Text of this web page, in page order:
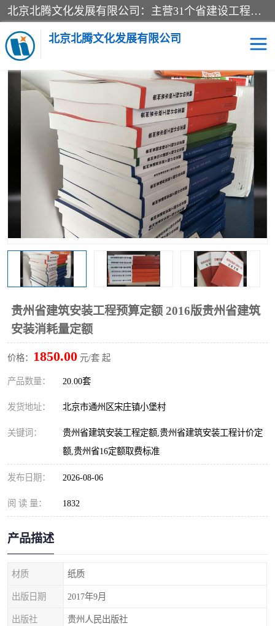
北京北腾文化发展有限公司：主营31个省建设工程预算书,工程预算软件,工程计价依据,工程造价定额,工程量清单计价定额,建设工程量消耗量定额,各行业工程预算定额,铁路定额,电力定额,矿山定额,*,黄金定额,钢铁企业检修定额,中石化安装检修定额,煤矿图书,医院书籍等.诚信的经营，在发展的同时公司不忘不断总结不断优化为客户的服务，和一如既往的热情赢得了新老客户的极高评价及青睐。
北京北腾文化发展有限公司
当前位置：首页>供应商机>贵州省工程预算定额> 贵州省建筑安
装工程预算定额 2016版贵州省建筑安装消耗量定额
贵州省建筑安装工程预算定额 2016版贵州省建筑
安装消耗量定额
价格： 1850.00 元/套 起
产品数量： 20.00套
发货地址： 北京市通州区宋庄镇小堡村
关键词：
贵州省建筑安装工程定额,贵州省建筑安装工程计价定
额,贵州省16定额取费标准
发布日期： 2026-08-06
阅 读 量： 1832
产品描述
材质 纸质
出版日期 2017年9月
出版社 贵州人民出版社
医院图书 预算定额
电力图书 煤矿图书
铁路建设工程预算定额
电力行业工程预算定额 石油化工安装预算定额
新石油化工检修定额 石油化工概算定额数据
石油建设安装工程预算定 长输管道工程检修维修预
算定额
山东省工程预算定额 法律图书
电网技改,拆除,检修定额 炼油化工计价依据定额
信息通信建设工程预算定
额
火力发电机组检修定额
湖北建设工程消耗量定额
煤炭建设工程预算定额 钢铁检修工程预算定额
黄金矿山工程预算定额 冶金工业矿山建设工程预
算定额2
冶金工业建设工程预算定
额
人防工程预算定额
电子工程概预算定额
疏浚工程预算定额
福建建设工程预算定额